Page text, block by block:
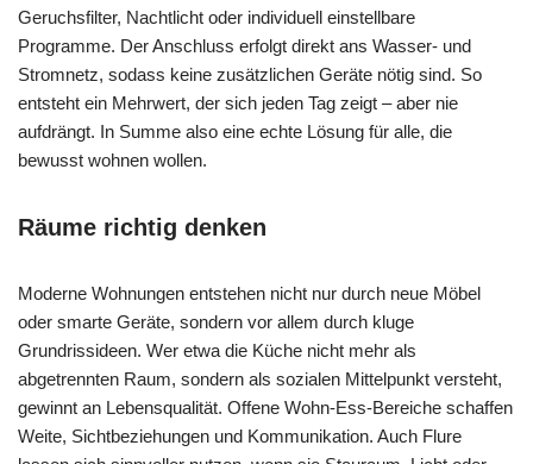
Geruchsfilter, Nachtlicht oder individuell einstellbare
Programme. Der Anschluss erfolgt direkt ans Wasser- und
Stromnetz, sodass keine zusätzlichen Geräte nötig sind. So
entsteht ein Mehrwert, der sich jeden Tag zeigt – aber nie
aufdrängt. In Summe also eine echte Lösung für alle, die
bewusst wohnen wollen.
Räume richtig denken
Moderne Wohnungen entstehen nicht nur durch neue Möbel
oder smarte Geräte, sondern vor allem durch kluge
Grundrissideen. Wer etwa die Küche nicht mehr als
abgetrennten Raum, sondern als sozialen Mittelpunkt versteht,
gewinnt an Lebensqualität. Offene Wohn-Ess-Bereiche schaffen
Weite, Sichtbeziehungen und Kommunikation. Auch Flure